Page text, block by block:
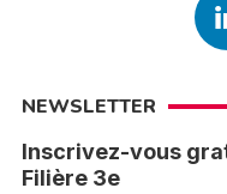
NEWSLETTER
Inscrivez-vous
Filière 3e